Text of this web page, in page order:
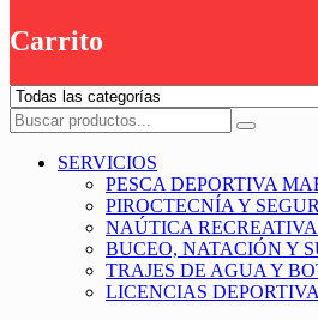
Carrito
SERVICIOS
PESCA DEPORTIVA
PIROCTECNÍA Y
NAÚTICA RECREATIVA
BUCEO, NATACIÓN Y
TRAJES DE AGUA Y
LICENCIAS